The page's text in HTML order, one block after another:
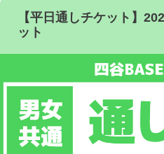
【平日通しチケット】
ット